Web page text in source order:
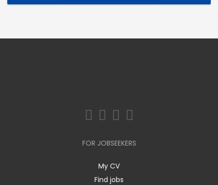
FOR JOBSEEKERS
My CV
Find jobs